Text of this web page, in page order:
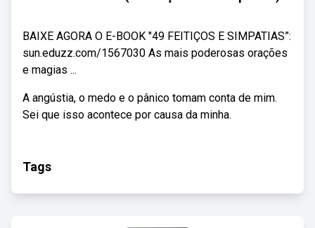
BAIXE AGORA O E-BOOK "49 FEITIÇOS E SIMPATIAS”:
sun.eduzz.com/1567030 As mais poderosas orações
e magias ...
A angústia, o medo e o pânico tomam conta de mim.
Sei que isso acontece por causa da minha.
Tags